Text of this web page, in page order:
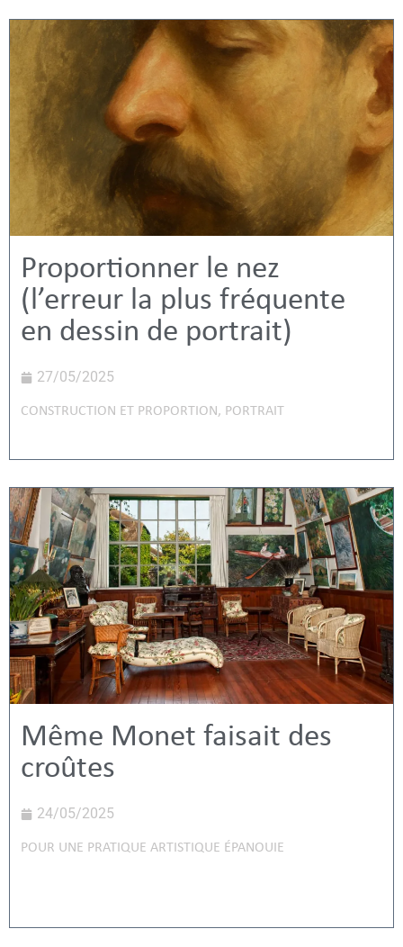
Proportionner le nez
(l’erreur la plus fréquente
en dessin de portrait)
27/05/2025
CONSTRUCTION ET PROPORTION, PORTRAIT
Même Monet faisait des
croûtes
24/05/2025
POUR UNE PRATIQUE ARTISTIQUE ÉPANOUIE